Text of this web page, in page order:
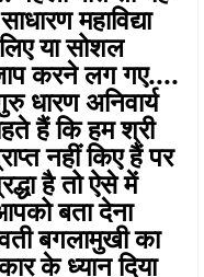
महाविद्या
या सोशल
करने लग गए....
अनिवार्य
हैं कि हम श्री
नहीं किए हैं पर
है तो ऐसे में
बता देना
बगलामुखी का
के ध्यान दिया